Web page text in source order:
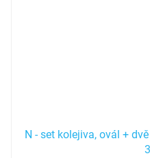
N - set kolejiva, ovál +